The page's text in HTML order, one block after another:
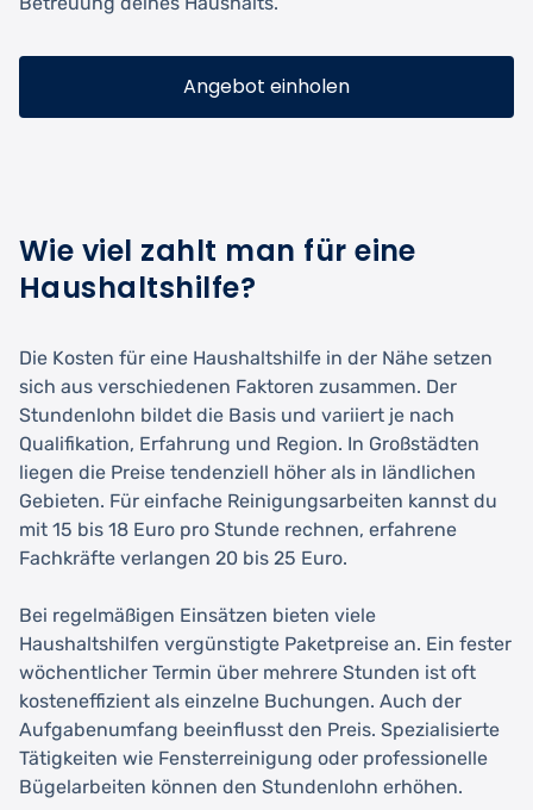
Angebot einholen
Wie viel zahlt man für eine
Haushaltshilfe?
Die Kosten für eine Haushaltshilfe in der Nähe setzen
sich aus verschiedenen Faktoren zusammen. Der
Stundenlohn bildet die Basis und variiert je nach
Qualifikation, Erfahrung und Region. In Großstädten
liegen die Preise tendenziell höher als in ländlichen
Gebieten. Für einfache Reinigungsarbeiten kannst du
mit 15 bis 18 Euro pro Stunde rechnen, erfahrene
Fachkräfte verlangen 20 bis 25 Euro.
Bei regelmäßigen Einsätzen bieten viele
Haushaltshilfen vergünstigte Paketpreise an. Ein fester
wöchentlicher Termin über mehrere Stunden ist oft
kosteneffizient als einzelne Buchungen. Auch der
Aufgabenumfang beeinflusst den Preis. Spezialisierte
Tätigkeiten wie Fensterreinigung oder professionelle
Bügelarbeiten können den Stundenlohn erhöhen.